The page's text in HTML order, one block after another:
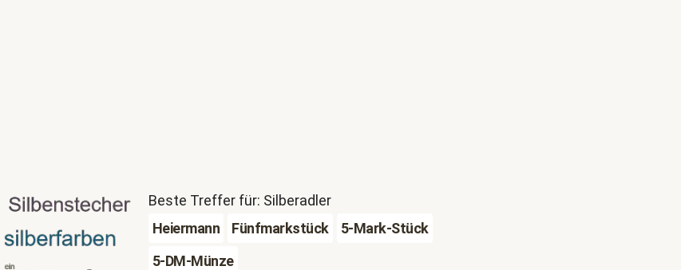
Beste Treffer für: Silberadler
Heiermann
Fünfmarkstück
5-Mark-Stück
5-DM-Münze